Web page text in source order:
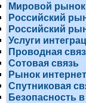
Мировой рынок
Российский
Российский
Услуги
Проводная
Сотовая связь
Рынок
Спутниковая
Безопасность